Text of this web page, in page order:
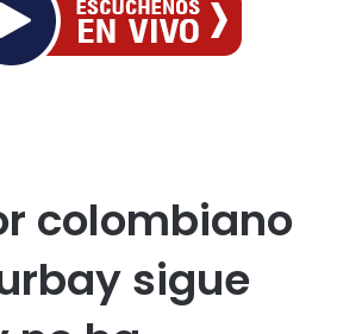
colombiano
sigue